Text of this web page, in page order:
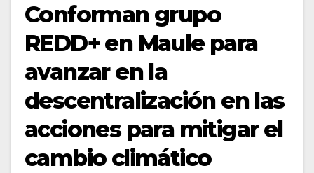
Conforman grupo
REDD+ en Maule para
avanzar en la
descentralización en las
acciones para mitigar el
cambio climático